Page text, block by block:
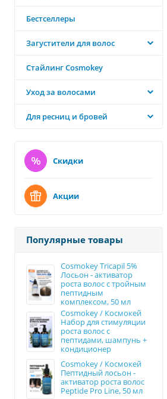
Бестселлеры
Загустители для волос
Стайлинг Cosmokey
Уход за волосами
Для ресниц и бровей
Скидки
Акции
Популярные товары
Cosmokey Tricapil 5%
Лосьон - активатор
роста волос с тройным
пептидным
комплексом, 50 мл
Cosmokey / Космокей
Набор для стимуляции
роста волос с
пептидами, шампунь +
кондиционер
Cosmokey / Космокей
Пептидный лосьон -
активатор роста волос
Peptide Pro Line, 50 мл